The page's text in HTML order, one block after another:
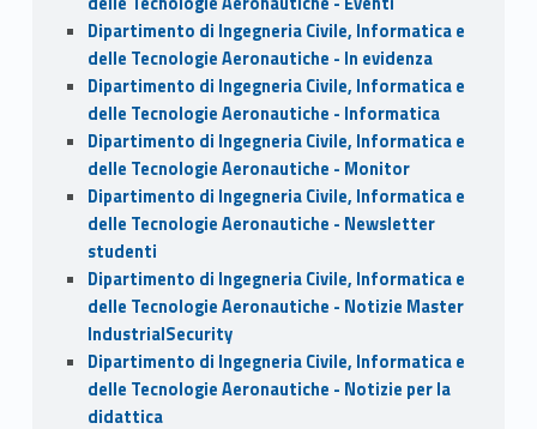
Dipartimento di Ingegneria Civile, Informatica e
delle Tecnologie Aeronautiche - In evidenza
Dipartimento di Ingegneria Civile, Informatica e
delle Tecnologie Aeronautiche - Informatica
Dipartimento di Ingegneria Civile, Informatica e
delle Tecnologie Aeronautiche - Monitor
Dipartimento di Ingegneria Civile, Informatica e
delle Tecnologie Aeronautiche - Newsletter
studenti
Dipartimento di Ingegneria Civile, Informatica e
delle Tecnologie Aeronautiche - Notizie Master
IndustrialSecurity
Dipartimento di Ingegneria Civile, Informatica e
delle Tecnologie Aeronautiche - Notizie per la
didattica